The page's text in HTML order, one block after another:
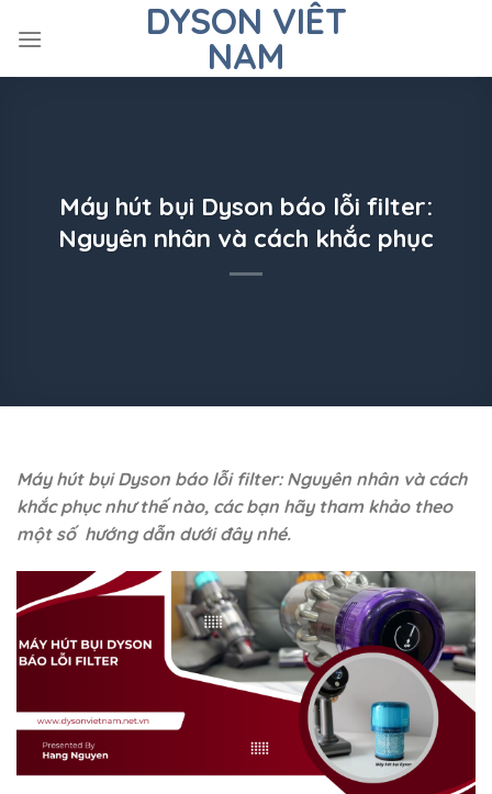
DYSON VIÊT
NAM
Máy hút bụi Dyson báo lỗi filter:
Nguyên nhân và cách khắc phục
Máy hút bụi Dyson báo lỗi filter: Nguyên nhân và cách
khắc phục như thế nào, các bạn hãy tham khảo theo
một số hướng dẫn dưới đây nhé.